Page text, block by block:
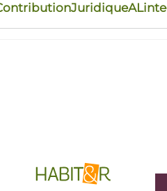
phrase d'accroche